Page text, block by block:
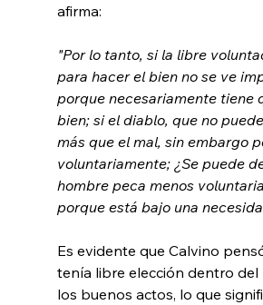
"Por lo tanto, si la libre
para hacer el bien no se ve
porque necesariamente tiene
bien; si el diablo, que no
más que el mal, sin embargo
voluntariamente; ¿Se puede
hombre peca menos
porque está bajo una
Es evidente que Calvino
tenía libre elección dentro del
los buenos actos, lo que